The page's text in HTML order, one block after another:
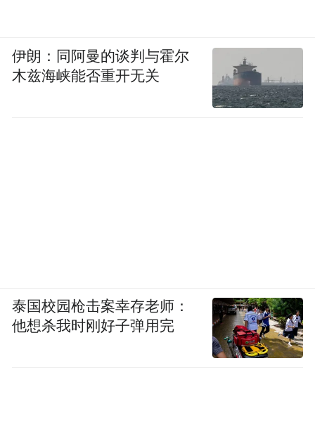
伊朗：同阿曼的谈判与霍尔
木兹海峡能否重开无关
泰国校园枪击案幸存老师：
他想杀我时刚好子弹用完